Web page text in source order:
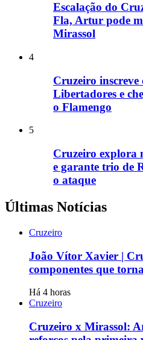
Escalação do
Fla, Artur pode
Mirassol
4
Cruzeiro inscreve
Libertadores e
o Flamengo
5
Cruzeiro explora
e garante trio de
o ataque
Últimas Notícias
Cruzeiro
João Vítor Xavier |
componentes que
Há 4 horas
Cruzeiro
Cruzeiro x Mirassol: